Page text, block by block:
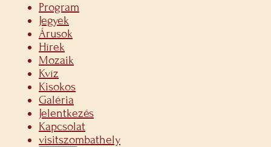
Program
Jegyek
Árusok
Hírek
Mozaik
Kvíz
Kisokos
Galéria
Jelentkezés
Kapcsolat
visitszombathely